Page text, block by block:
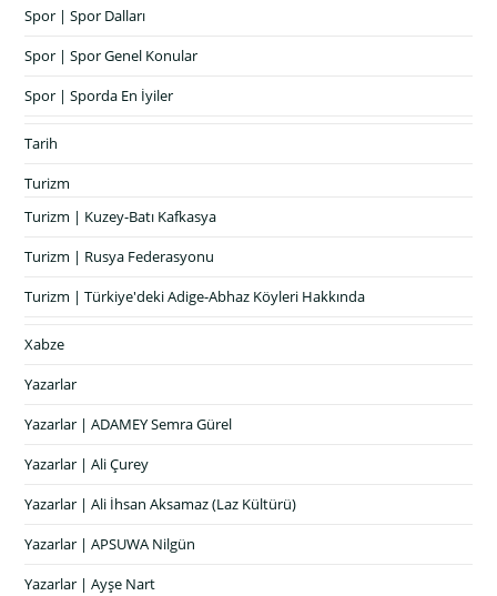
Spor | Spor Dalları
Spor | Spor Genel Konular
Spor | Sporda En İyiler
Tarih
Turizm
Turizm | Kuzey-Batı Kafkasya
Turizm | Rusya Federasyonu
Turizm | Türkiye'deki Adige-Abhaz Köyleri Hakkında
Xabze
Yazarlar
Yazarlar | ADAMEY Semra Gürel
Yazarlar | Ali Çurey
Yazarlar | Ali İhsan Aksamaz (Laz Kültürü)
Yazarlar | APSUWA Nilgün
Yazarlar | Ayşe Nart